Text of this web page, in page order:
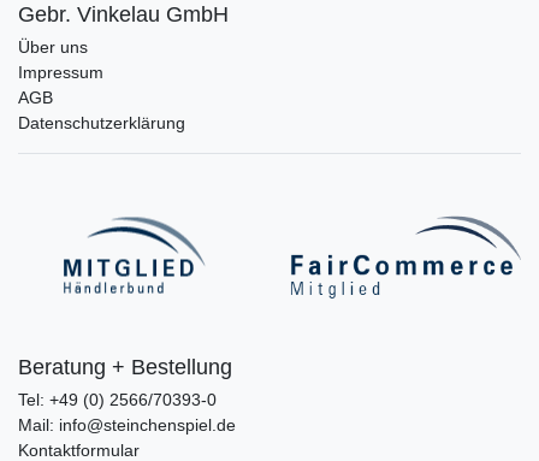
Gebr. Vinkelau GmbH
Über uns
Impressum
AGB
Datenschutzerklärung
Beratung + Bestellung
Tel: +49 (0) 2566/70393-0
Mail: info@steinchenspiel.de
Kontaktformular